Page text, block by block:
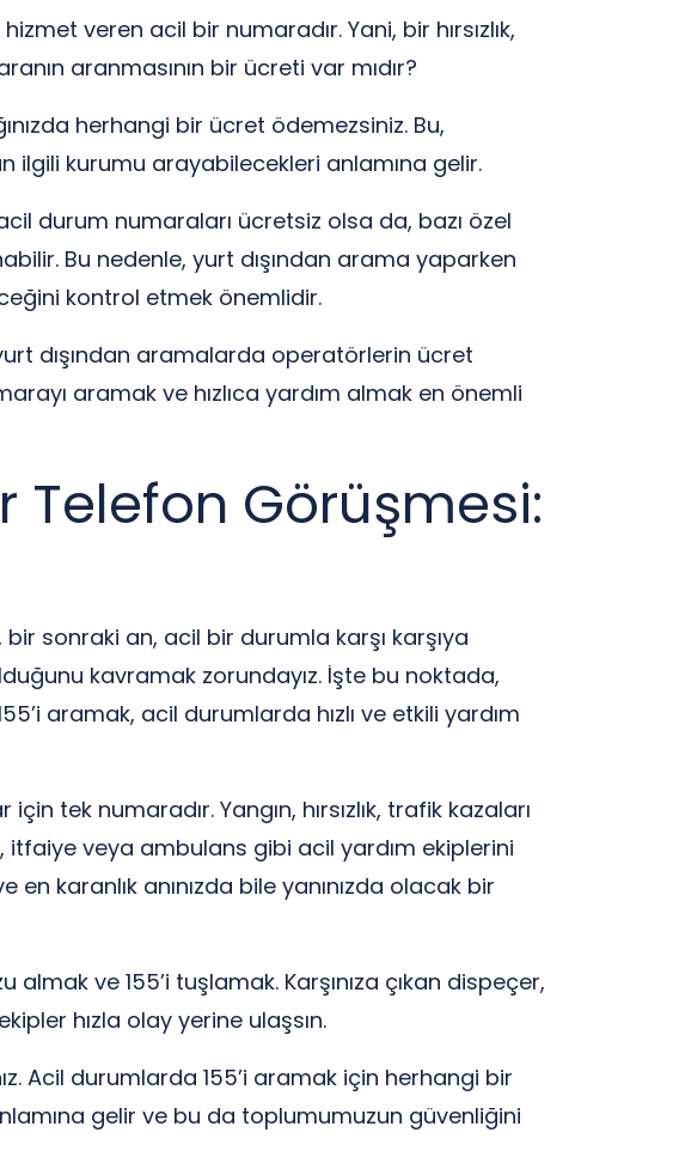
veren acil bir numaradır. Yani, bir hırsızlık,
aranmasının bir ücreti var mıdır?
herhangi bir ücret ödemezsiniz. Bu,
kurumu arayabilecekleri anlamına gelir.
durum numaraları ücretsiz olsa da, bazı özel
Bu nedenle, yurt dışından arama yaparken
kontrol etmek önemlidir.
dışından aramalarda operatörlerin ücret
aramak ve hızlıca yardım almak en önemli
Telefon Görüşmesi:
sonraki an, acil bir durumla karşı karşıya
kavramak zorundayız. İşte bu noktada,
aramak, acil durumlarda hızlı ve etkili yardım
tek numaradır. Yangın, hırsızlık, trafik kazaları
itfaiye veya ambulans gibi acil yardım ekiplerini
karanlık anınızda bile yanınızda olacak bir
ve 155’i tuşlamak. Karşınıza çıkan dispeçer,
hızla olay yerine ulaşsın.
Acil durumlarda 155’i aramak için herhangi bir
gelir ve bu da toplumumuzun güvenliğini